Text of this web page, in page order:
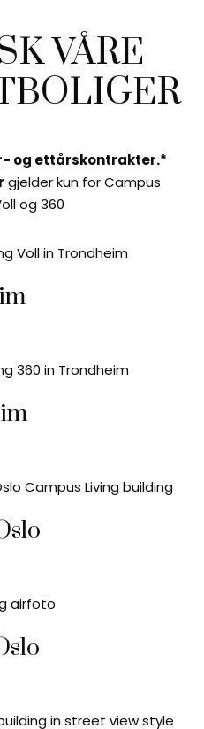
VÅRE
og ettårskontrakter.*
gjelder kun for Campus
og 360